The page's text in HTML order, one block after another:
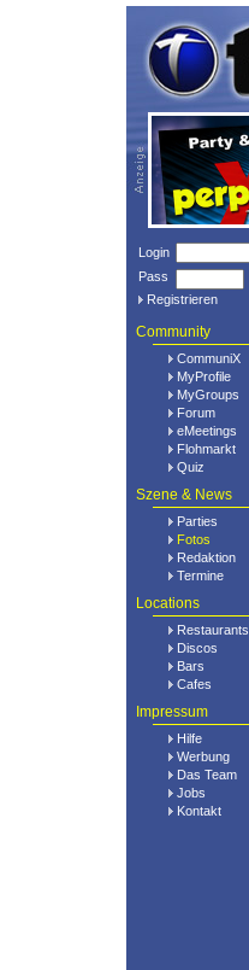
Login
Pass
Registrieren
Community
CommuniX
MyProfile
MyGroups
Forum
eMeetings
Flohmarkt
Quiz
Szene & News
Parties
Fotos
Redaktion
Termine
Locations
Restaurants
Discos
Bars
Cafes
Impressum
Hilfe
Werbung
Das Team
Jobs
Kontakt